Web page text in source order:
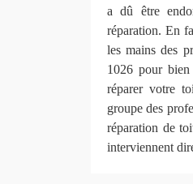
a dû être
réparation. En
les mains des
1026 pour
réparer votre
groupe des
réparation de
interviennent